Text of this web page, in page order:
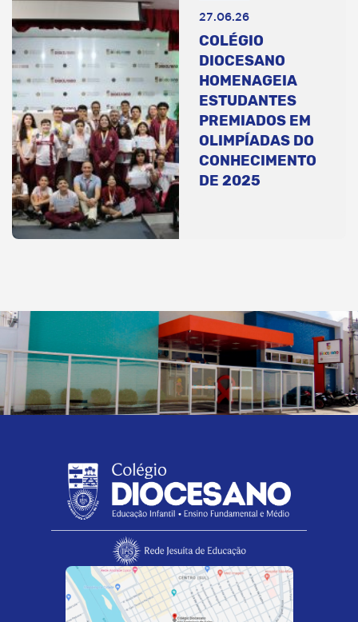
27.06.26
COLÉGIO
DIOCESANO
HOMENAGEIA
ESTUDANTES
PREMIADOS EM
OLIMPÍADAS DO
CONHECIMENTO
DE 2025